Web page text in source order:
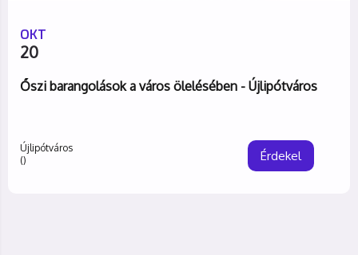
OKT
20
Őszi barangolások a város ölelésében - Újlipótváros
Újlipótváros
()
Érdekel